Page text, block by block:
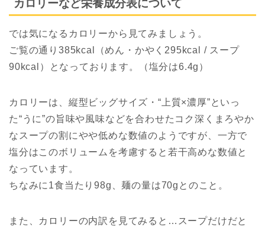
カロリーなど栄養成分表について
では気になるカロリーから見てみましょう。
ご覧の通り385kcal（めん・かやく295kcal / スープ
90kcal）となっております。（塩分は6.4g）
カロリーは、縦型ビッグサイズ・“上質×濃厚”といっ
た“うに”の旨味や風味などを合わせたコク深くまろやか
なスープの割にやや低めな数値のようですが、一方で
塩分はこのボリュームを考慮すると若干高めな数値と
なっています。
ちなみに1食当たり98g、麺の量は70gとのこと。
また、カロリーの内訳を見てみると…スープだけだと